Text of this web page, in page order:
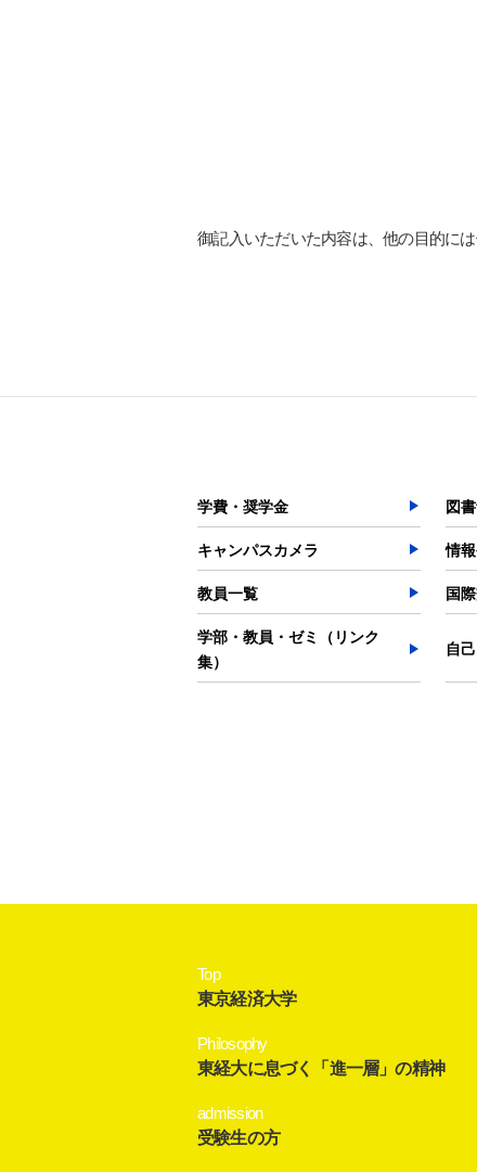
御記入いただいた内容は、他の目的には
学費・奨学金 図
キャンパスカメラ 情
教員一覧 国
学部・教員・ゼミ（リンク
集）
自
Top
東京経済大学
Philosophy
東経大に息づく「進一層」の精神
admission
受験生の方